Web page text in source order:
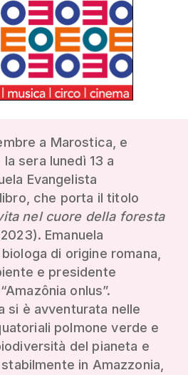
a Marostica, e
sera lunedì 13 a
Evangelista
che porta il titolo
nel cuore della foresta
Emanuela
di origine romana,
e presidente
onlus”.
si è avventurata nelle
polmone verde e
del pianeta e
in Amazzonia,